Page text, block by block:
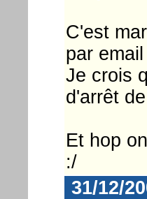
C'est
par
Je crois
d'arrêt
Et hop
:/
31/12/